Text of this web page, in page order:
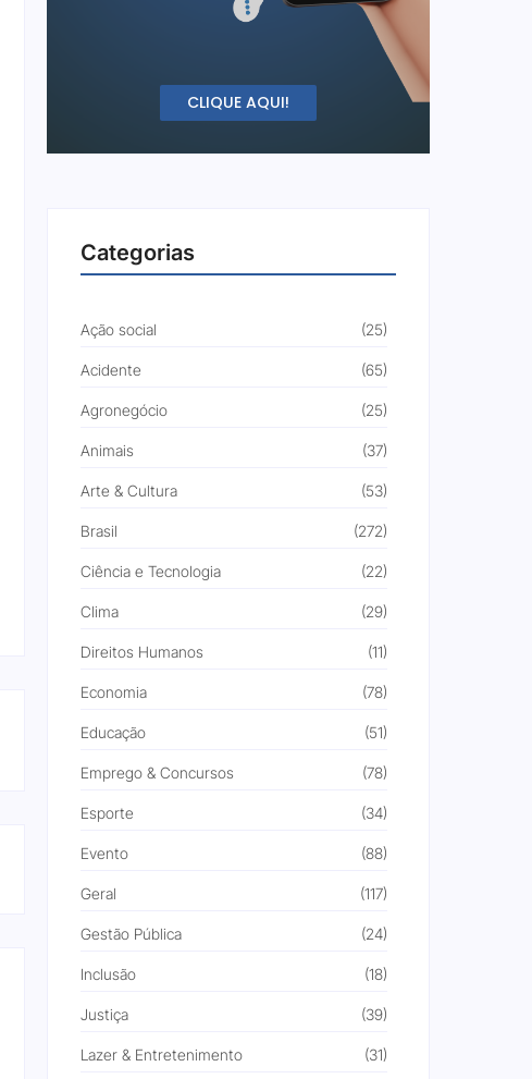
CLIQUE AQUI!
Categorias
Ação social (25)
Acidente (65)
Agronegócio (25)
Animais (37)
Arte & Cultura (53)
Brasil (272)
Ciência e Tecnologia (22)
Clima (29)
Direitos Humanos (11)
Economia (78)
Educação (51)
Emprego & Concursos (78)
Esporte (34)
Evento (88)
Geral (117)
Gestão Pública (24)
Inclusão (18)
Justiça (39)
Lazer & Entretenimento (31)